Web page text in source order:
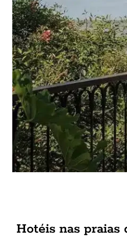
Hotéis nas praias